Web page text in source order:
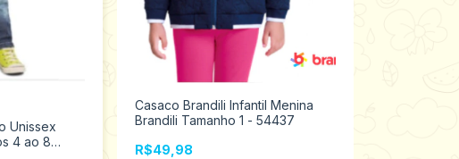
Unissex
4 ao 8
Casaco Brandili Infantil Menina
Brandili Tamanho 1 - 54437
R$49,98